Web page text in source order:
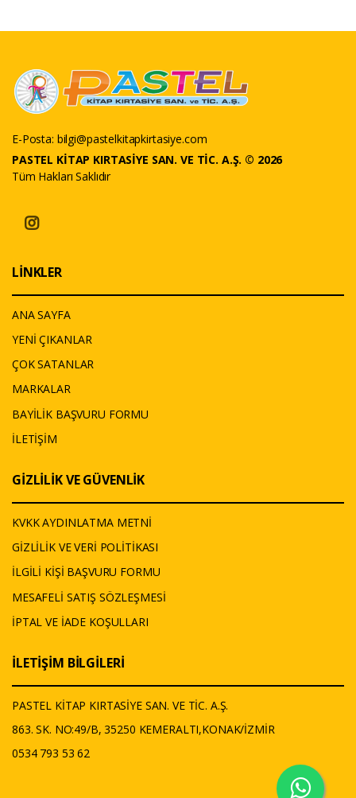
E-Posta: bilgi@pastelkitapkirtasiye.com
PASTEL KİTAP KIRTASİYE SAN. VE TİC. A.Ş. © 2026
Tüm Hakları Saklıdır
LİNKLER
ANA SAYFA
YENİ ÇIKANLAR
ÇOK SATANLAR
MARKALAR
BAYİLİK BAŞVURU FORMU
İLETİŞİM
GİZLİLİK VE GÜVENLİK
KVKK AYDINLATMA METNİ
GİZLİLİK VE VERİ POLİTİKASI
İLGİLİ KİŞİ BAŞVURU FORMU
MESAFELİ SATIŞ SÖZLEŞMESİ
İPTAL VE İADE KOŞULLARI
İLETİŞİM BİLGİLERİ
PASTEL KİTAP KIRTASİYE SAN. VE TİC. A.Ş.
863. SK. NO:49/B, 35250 KEMERALTI,KONAK/İZMİR
0534 793 53 62